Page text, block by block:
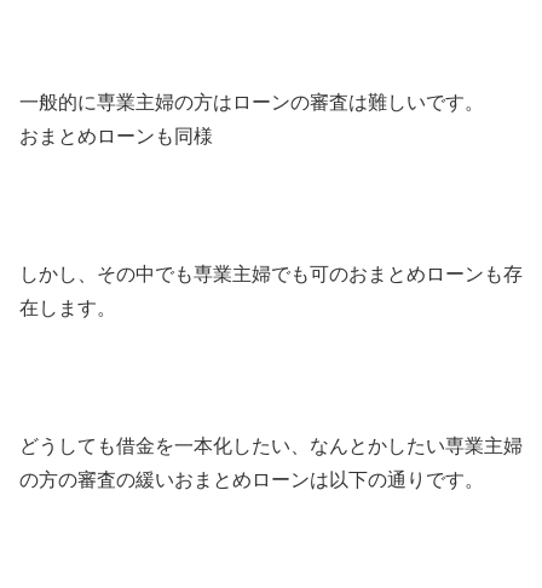
一般的に専業主婦の方はローンの審査は難しいです。
おまとめローンも同様
しかし、その中でも専業主婦でも可のおまとめローンも存
在します。
どうしても借金を一本化したい、なんとかしたい専業主婦
の方の審査の緩いおまとめローンは以下の通りです。